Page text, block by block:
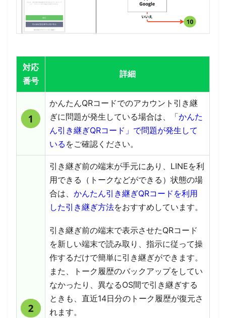
対応
番号
詳細
かんたんQRコードでのアカウント引き継
ぎに問題が発生している場合は、「かんた
ん引き継ぎQRコード」で問題が発生して
いる をご確認ください。
引き継ぎ前の端末が手元にあり、LINEを利
用できる（トークなどができる）状態の場
合は、 かんたん引き継ぎQRコードを利用
した引き継ぎ方法をおすすめしています。
引き継ぎ前の端末で表示させたQRコード
を新しい端末で読み取り、指示に従って操
作するだけで簡単に引き継ぎができます。
また、トーク履歴のバックアップをしてい
なかったり、異なるOS間で引き継ぎする
ときも、直近14日分のトーク履歴が復元さ
れます。